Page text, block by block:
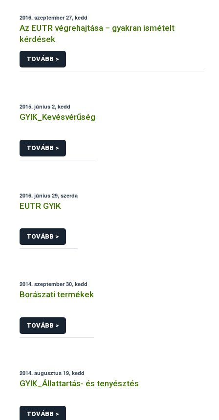
2016. szeptember 27, kedd
Az EUTR végrehajtása – gyakran ismételt
kérdések
TOVÁBB >
2015. június 2, kedd
GYIK_Kevésvérűség
TOVÁBB >
2016. június 29, szerda
EUTR GYIK
TOVÁBB >
2014. szeptember 30, kedd
Borászati termékek
TOVÁBB >
2014. augusztus 19, kedd
GYIK_Állattartás- és tenyésztés
TOVÁBB >